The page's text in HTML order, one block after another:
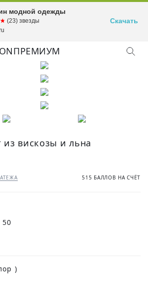
ПРЕМИУМ
вискозы и льна
515 БАЛЛОВ НА СЧЁТ
50
(Мультиколор )
модной одежды
(23) звезды
Скачать